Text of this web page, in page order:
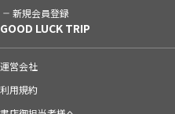
新規会員登録
GOOD LUCK TRIP
運営会社
利用規約